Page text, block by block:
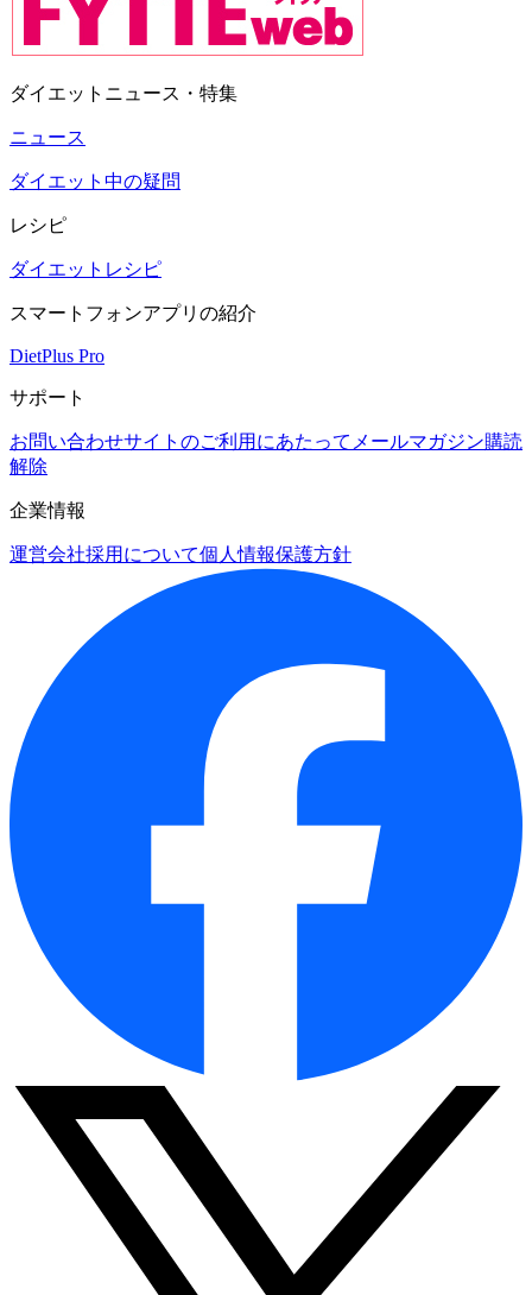
ダイエットニュース・特集
ニュース
ダイエット中の疑問
レシピ
ダイエットレシピ
スマートフォンアプリの紹介
DietPlus Pro
サポート
お問い合わせサイトのご利用にあたって メールマガジン購読
解除
企業情報
運営会社採用について個人情報保護方針